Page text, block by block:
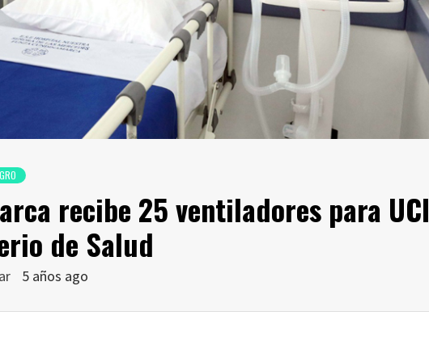
recibe 25 ventiladores para UCI
de Salud
5 años ago